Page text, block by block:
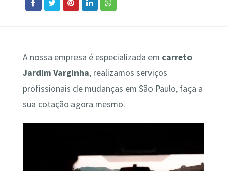
A nossa empresa é especializada em carreto
Jardim Varginha, realizamos serviços
profissionais de mudanças em São Paulo, faça a
sua cotação agora mesmo.